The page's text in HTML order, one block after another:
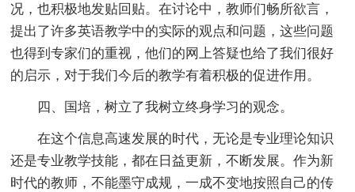
况，也积极地发贴回贴。在讨论中，教师们畅所欲言，
提出了许多英语教学中的实际的观点和问题，这些问题
也得到专家们的重视，他们的网上答疑也给了我们很好
的启示，对于我们今后的教学有着积极的促进作用。
四、国培，树立了我树立终身学习的观念。
在这个信息高速发展的时代，无论是专业理论知识
还是专业教学技能，都在日益更新，不断发展。作为新
时代的教师，不能墨守成规，一成不变地按照自己的传